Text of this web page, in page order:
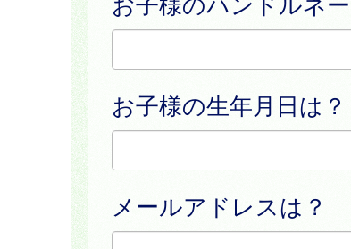
お子様の生年月日は
メールアドレスは？